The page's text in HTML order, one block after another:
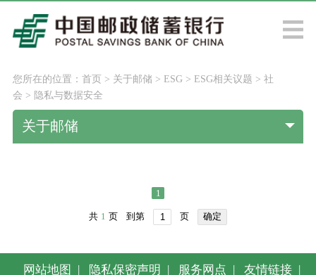
您所在的位置： 首页> 关于邮储 > ESG> ESG相关议题 > 社
会 > 隐私与数据安全
关于邮储
1
共 1 页 到第 页 确定
网站地图 | 隐私保密声明 | 服务网点 | 友情链接 |